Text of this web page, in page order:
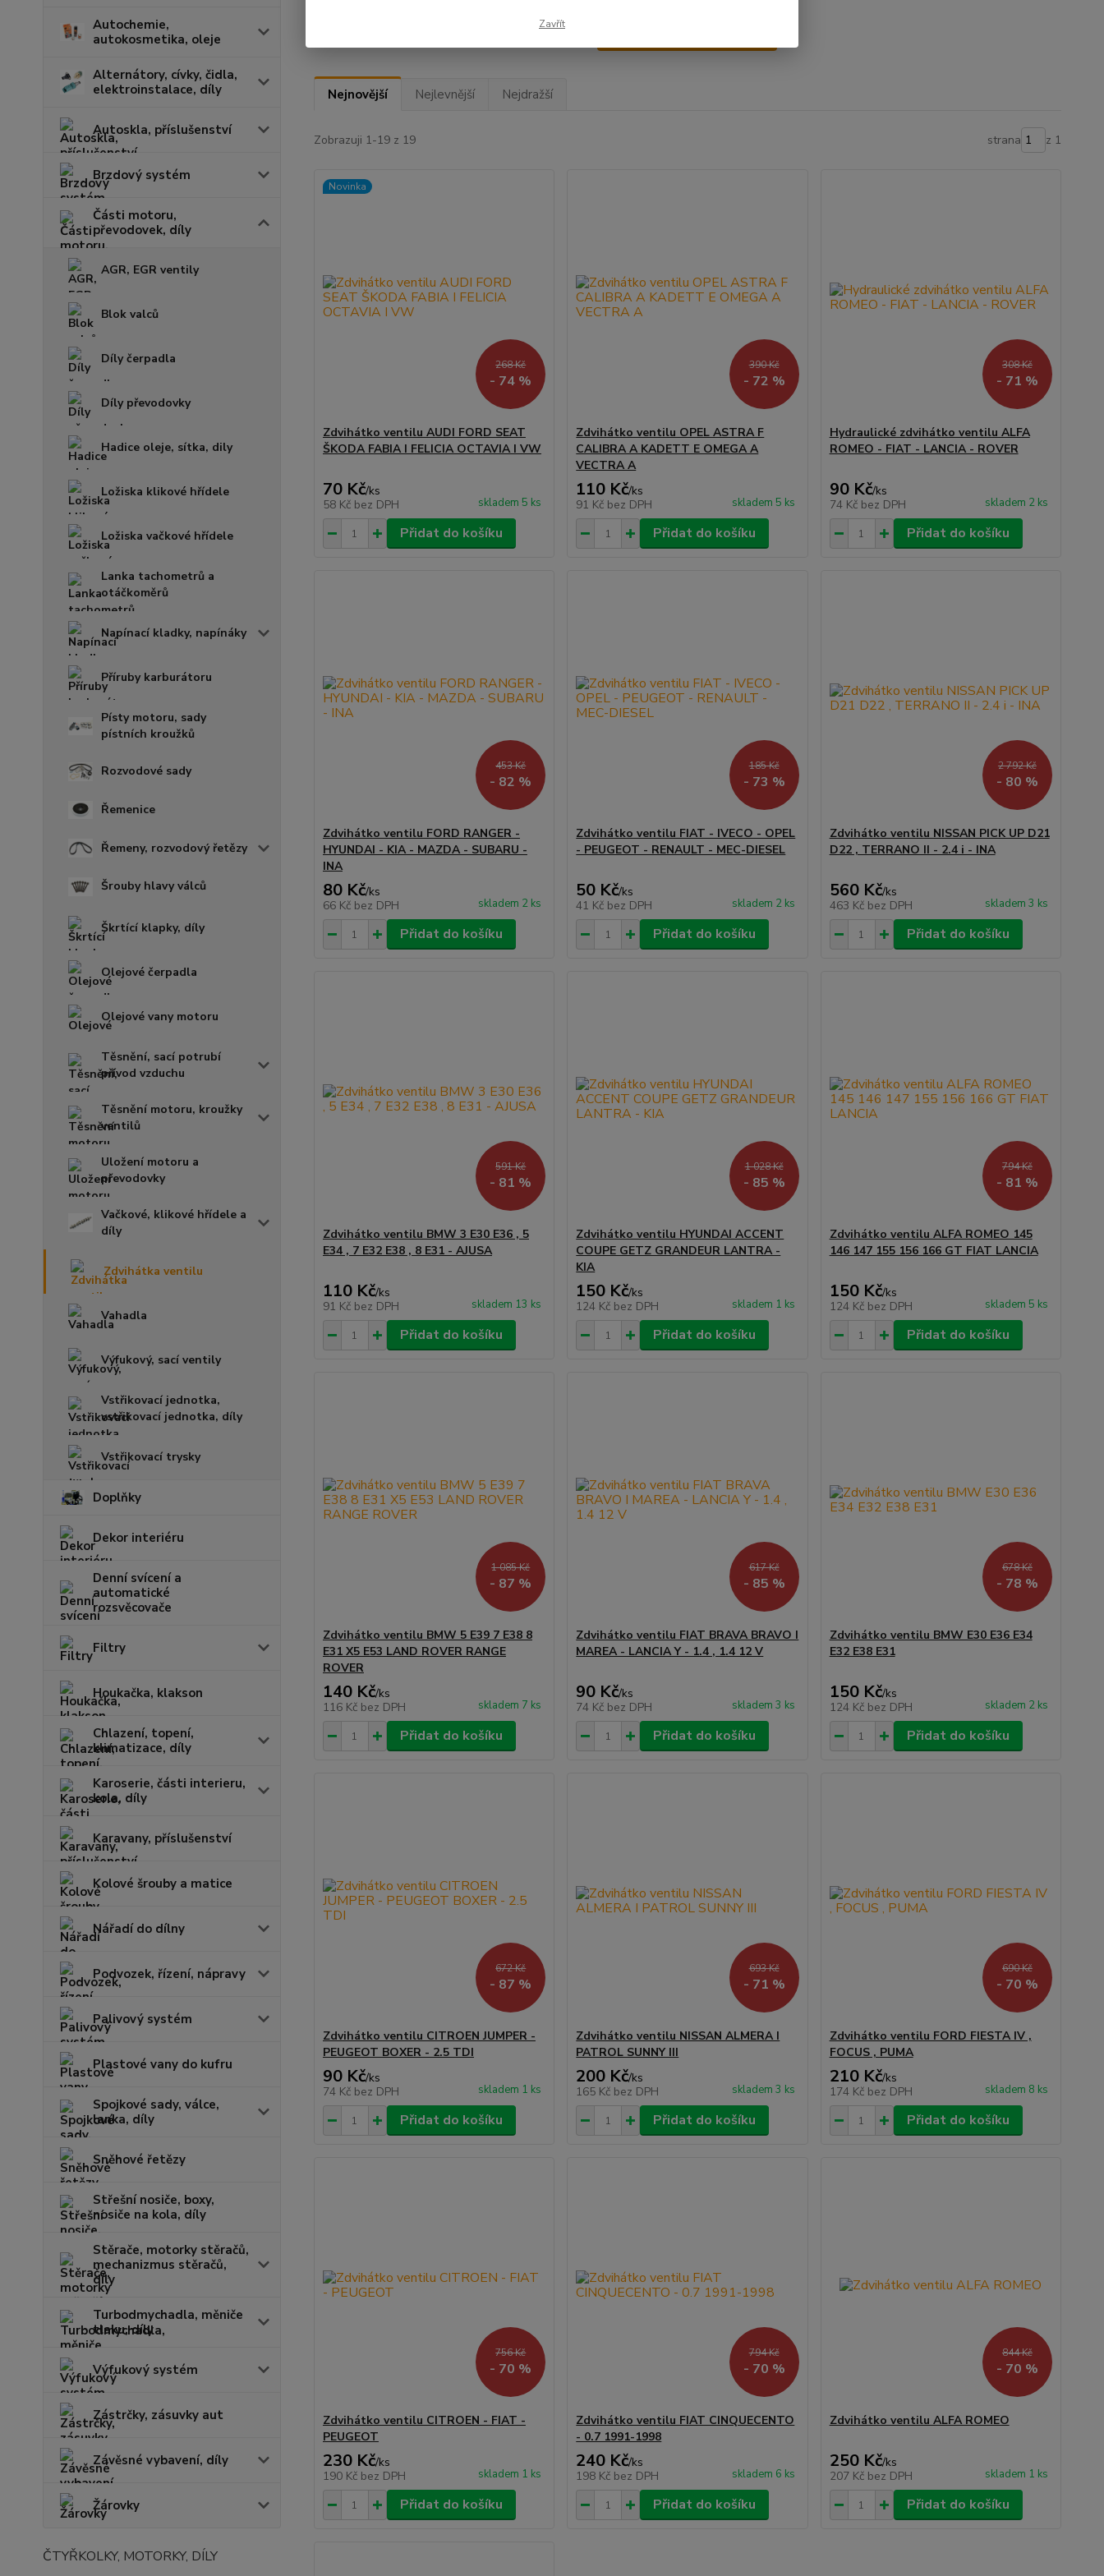
Autochemie,
autokosmetika, oleje
Alternátory, cívky, čidla,
elektroinstalace, díly
Autoskla, příslušenství
Brzdový systém
Části motoru,
převodovek, díly
AGR, EGR ventily
Blok valců
Díly čerpadla
Díly převodovky
Hadice oleje, sítka, dily
Ložiska klikové hřídele
Ložiska vačkové hřídele
Lanka tachometrů a
otáčkoměrů
Napínací kladky, napínáky
Příruby karburátoru
Písty motoru, sady
pístních kroužků
Rozvodové sady
Řemenice
Řemeny, rozvodový řetězy
Šrouby hlavy válců
Škrtící klapky, díly
Olejové čerpadla
Olejové vany motoru
Těsnění, sací potrubí
přívod vzduchu
Těsnění motoru, kroužky
ventilů
Uložení motoru a
převodovky
Vačkové, klikové hřídele a
díly
Zdvihátka ventilu
Vahadla
Výfukový, sací ventily
Vstřikovací jednotka,
vstřikovací jednotka, díly
Vstřikovací trysky
Doplňky
Dekor interiéru
Denní svícení a
automatické
rozsvěcovače
Filtry
Houkačka, klakson
Chlazení, topení,
klimatizace, díly
Karoserie, části interieru,
kola, díly
Karavany, příslušenství
Kolové šrouby a matice
Nářadí do dílny
Podvozek, řízení, nápravy
Palivový systém
Plastové vany do kufru
Spojkové sady, válce,
lanka, díly
Sněhové řetězy
Střešní nosiče, boxy,
nosiče na kola, díly
Stěrače, motorky stěračů,
mechanizmus stěračů,
díly
Turbodmychadla, měniče
tlaku, díly
Výfukový systém
Zástrčky, zásuvky aut
Závěsné vybavení, díly
Žárovky
ČTYŘKOLKY, MOTORKY, DÍLY
Nejnovější Nejlevnější Nejdražší
Zobrazuji 1-19 z 19 strana z 1
Novinka
268 Kč
- 74 %
Zdvihátko ventilu AUDI FORD SEAT
ŠKODA FABIA I FELICIA OCTAVIA I VW
70 Kč/ks
58 Kč bez DPH skladem 5 ks
Přidat do košíku
390 Kč
- 72 %
Zdvihátko ventilu OPEL ASTRA F
CALIBRA A KADETT E OMEGA A
VECTRA A
110 Kč/ks
91 Kč bez DPH skladem 5 ks
Přidat do košíku
308 Kč
- 71 %
Hydraulické zdvihátko ventilu ALFA
ROMEO - FIAT - LANCIA - ROVER
90 Kč/ks
74 Kč bez DPH skladem 2 ks
Přidat do košíku
453 Kč
- 82 %
Zdvihátko ventilu FORD RANGER -
HYUNDAI - KIA - MAZDA - SUBARU -
INA
80 Kč/ks
66 Kč bez DPH skladem 2 ks
Přidat do košíku
185 Kč
- 73 %
Zdvihátko ventilu FIAT - IVECO - OPEL
- PEUGEOT - RENAULT - MEC-DIESEL
50 Kč/ks
41 Kč bez DPH skladem 2 ks
Přidat do košíku
2 792 Kč
- 80 %
Zdvihátko ventilu NISSAN PICK UP D21
D22 , TERRANO II - 2.4 i - INA
560 Kč/ks
463 Kč bez DPH skladem 3 ks
Přidat do košíku
591 Kč
- 81 %
Zdvihátko ventilu BMW 3 E30 E36 , 5
E34 , 7 E32 E38 , 8 E31 - AJUSA
110 Kč/ks
91 Kč bez DPH skladem 13 ks
Přidat do košíku
1 028 Kč
- 85 %
Zdvihátko ventilu HYUNDAI ACCENT
COUPE GETZ GRANDEUR LANTRA -
KIA
150 Kč/ks
124 Kč bez DPH skladem 1 ks
Přidat do košíku
794 Kč
- 81 %
Zdvihátko ventilu ALFA ROMEO 145
146 147 155 156 166 GT FIAT LANCIA
150 Kč/ks
124 Kč bez DPH skladem 5 ks
Přidat do košíku
1 085 Kč
- 87 %
Zdvihátko ventilu BMW 5 E39 7 E38 8
E31 X5 E53 LAND ROVER RANGE
ROVER
140 Kč/ks
116 Kč bez DPH skladem 7 ks
Přidat do košíku
617 Kč
- 85 %
Zdvihátko ventilu FIAT BRAVA BRAVO I
MAREA - LANCIA Y - 1.4 , 1.4 12 V
90 Kč/ks
74 Kč bez DPH skladem 3 ks
Přidat do košíku
678 Kč
- 78 %
Zdvihátko ventilu BMW E30 E36 E34
E32 E38 E31
150 Kč/ks
124 Kč bez DPH skladem 2 ks
Přidat do košíku
672 Kč
- 87 %
Zdvihátko ventilu CITROEN JUMPER -
PEUGEOT BOXER - 2.5 TDI
90 Kč/ks
74 Kč bez DPH skladem 1 ks
Přidat do košíku
693 Kč
- 71 %
Zdvihátko ventilu NISSAN ALMERA I
PATROL SUNNY III
200 Kč/ks
165 Kč bez DPH skladem 3 ks
Přidat do košíku
690 Kč
- 70 %
Zdvihátko ventilu FORD FIESTA IV ,
FOCUS , PUMA
210 Kč/ks
174 Kč bez DPH skladem 8 ks
Přidat do košíku
756 Kč
- 70 %
Zdvihátko ventilu CITROEN - FIAT -
PEUGEOT
230 Kč/ks
190 Kč bez DPH skladem 1 ks
Přidat do košíku
794 Kč
- 70 %
Zdvihátko ventilu FIAT CINQUECENTO
- 0.7 1991-1998
240 Kč/ks
198 Kč bez DPH skladem 6 ks
Přidat do košíku
844 Kč
- 70 %
Zdvihátko ventilu ALFA ROMEO
250 Kč/ks
207 Kč bez DPH skladem 1 ks
Přidat do košíku
Zavřít